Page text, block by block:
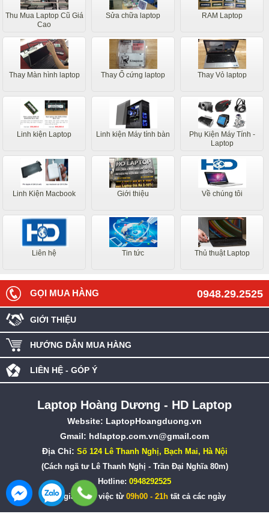
Thu Mua Laptop Cũ Giá
Cao
Sửa chữa laptop RAM Laptop
Thay Màn hình laptop Thay Ổ cứng laptop Thay Vỏ laptop
Linh kiện Laptop Linh kiện Máy tính bàn
Phụ Kiện Máy Tính -
Laptop
Linh Kiện Macbook Giới thiệu Về chúng tôi
Liên hệ Tin tức Thủ thuật Laptop
0948.29.2525
GỌI MUA HÀNG
GIỚI THIỆU
HƯỚNG DẪN MUA HÀNG
LIÊN HỆ - GÓP Ý
Laptop Hoàng Dương - HD Laptop
Website: LaptopHoangduong.vn
Gmail: hdlaptop.com.vn@gmail.com
Địa Chỉ: Số 124 Lê Thanh Nghị, Bạch Mai, Hà Nội
(Cách ngã tư Lê Thanh Nghị - Trần Đại Nghĩa 80m)
Hotline: 0948292525
Thời gian làm việc từ 09h00 - 21h tất cả các ngày